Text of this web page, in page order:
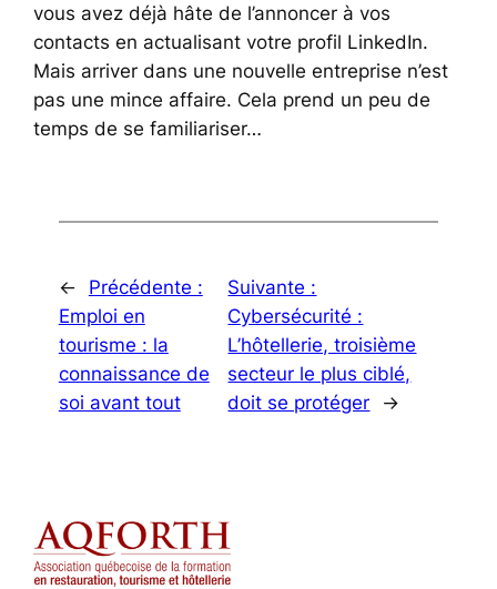
vous avez déjà hâte de l’annoncer à vos
contacts en actualisant votre profil LinkedIn.
Mais arriver dans une nouvelle entreprise n’est
pas une mince affaire. Cela prend un peu de
temps de se familiariser…
←
Précédente :
Emploi en
tourisme : la
connaissance de
soi avant tout
Suivante :
Cybersécurité :
L’hôtellerie, troisième
secteur le plus ciblé,
doit se protéger
→